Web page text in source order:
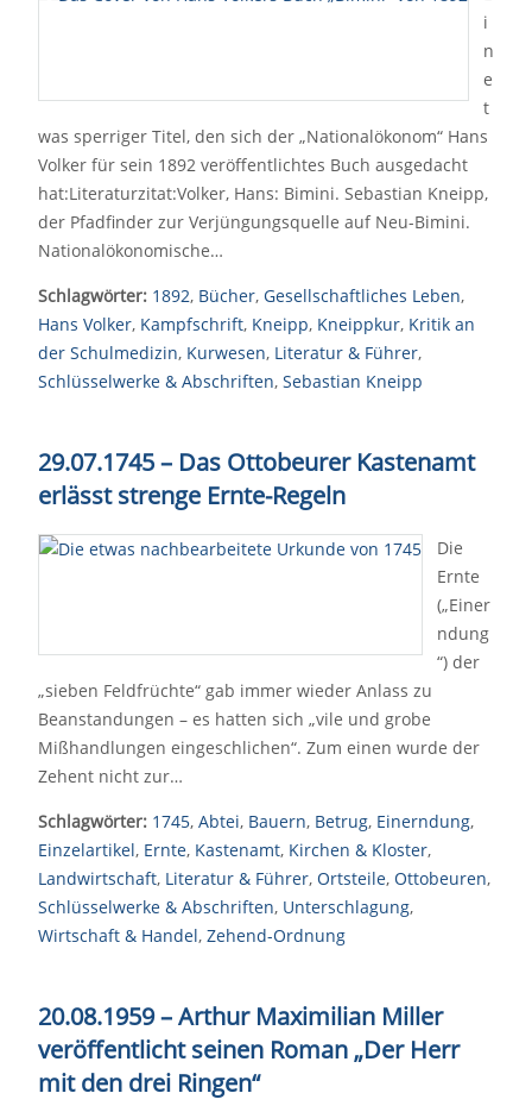
i
n
e
t
was sperriger Titel, den sich der „Nationalökonom“ Hans
Volker für sein 1892 veröffentlichtes Buch ausgedacht
hat:Literaturzitat:Volker, Hans: Bimini. Sebastian Kneipp,
der Pfadfinder zur Verjüngungsquelle auf Neu-Bimini.
Nationalökonomische…
Schlagwörter: 1892, Bücher, Gesellschaftliches Leben,
Hans Volker, Kampfschrift, Kneipp, Kneippkur, Kritik an
der Schulmedizin, Kurwesen, Literatur & Führer,
Schlüsselwerke & Abschriften, Sebastian Kneipp
29.07.1745 – Das Ottobeurer Kastenamt
erlässt strenge Ernte-Regeln
Die
Ernte
(„Einer
ndung
“) der
„sieben Feldfrüchte“ gab immer wieder Anlass zu
Beanstandungen – es hatten sich „vile und grobe
Mißhandlungen eingeschlichen“. Zum einen wurde der
Zehent nicht zur…
Schlagwörter: 1745, Abtei, Bauern, Betrug, Einerndung,
Einzelartikel, Ernte, Kastenamt, Kirchen & Kloster,
Landwirtschaft, Literatur & Führer, Ortsteile, Ottobeuren,
Schlüsselwerke & Abschriften, Unterschlagung,
Wirtschaft & Handel, Zehend-Ordnung
20.08.1959 – Arthur Maximilian Miller
veröffentlicht seinen Roman „Der Herr
mit den drei Ringen“